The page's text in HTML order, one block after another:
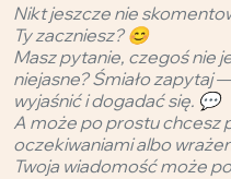
Nikt jeszcze nie
Ty zaczniesz? 😊
Masz pytanie, czegoś nie
niejasne? Śmiało zapytaj
wyjaśnić i dogadać się. 💬
A może po prostu chcesz
oczekiwaniami albo
Twoja wiadomość może